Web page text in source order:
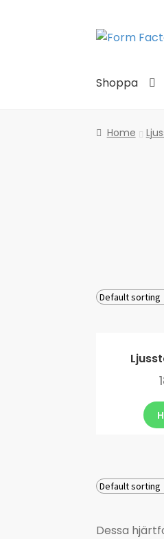
Hoppa
Hoppa
Shoppa
Home
Dessa